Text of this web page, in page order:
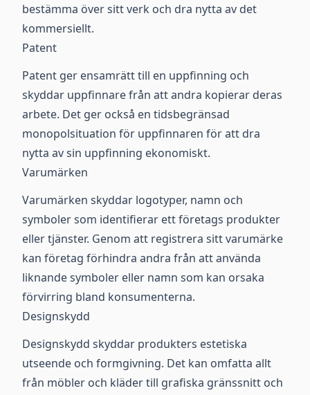
bestämma över sitt verk och dra nytta av det
kommersiellt.
Patent
Patent ger ensamrätt till en uppfinning och
skyddar uppfinnare från att andra kopierar deras
arbete. Det ger också en tidsbegränsad
monopolsituation för uppfinnaren för att dra
nytta av sin uppfinning ekonomiskt.
Varumärken
Varumärken skyddar logotyper, namn och
symboler som identifierar ett företags produkter
eller tjänster. Genom att registrera sitt varumärke
kan företag förhindra andra från att använda
liknande symboler eller namn som kan orsaka
förvirring bland konsumenterna.
Designskydd
Designskydd skyddar produkters estetiska
utseende och formgivning. Det kan omfatta allt
från möbler och kläder till grafiska gränssnitt och